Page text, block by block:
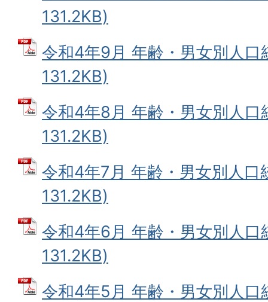
131.2KB)
令和4年9月 年齢・男女別人
131.2KB)
令和4年8月 年齢・男女別人
131.2KB)
令和4年7月 年齢・男女別人
131.2KB)
令和4年6月 年齢・男女別人
131.2KB)
令和4年5月 年齢・男女別人